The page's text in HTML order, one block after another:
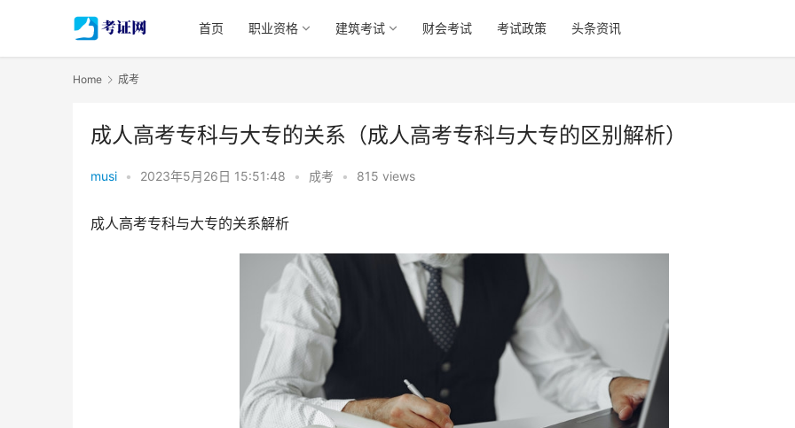
首页 职业资格 建筑考试 财会考试 考试政策 头条资讯
Home 成考
成人高考专科与大专的关系（成人高考专科与大专的区别解析）
musi • 2023年5月26日 15:51:48 • 成考 • 815 views
成人高考专科与大专的关系解析